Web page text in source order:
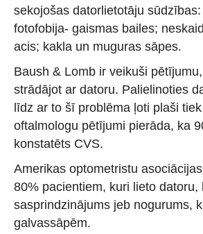
sekojošas datorlietotāju
fotofobija- gaismas bailes;
acis; kakla un muguras sāpes.
Baush & Lomb ir veikuši
strādājot ar datoru. Palielinoties
līdz ar to šī problēma ļoti plaši
oftalmologu pētījumi pierāda, ka
konstatēts CVS.
Amerikas optometristu
80% pacientiem, kuri lieto
sasprindzinājums jeb nogurums,
galvassāpēm.